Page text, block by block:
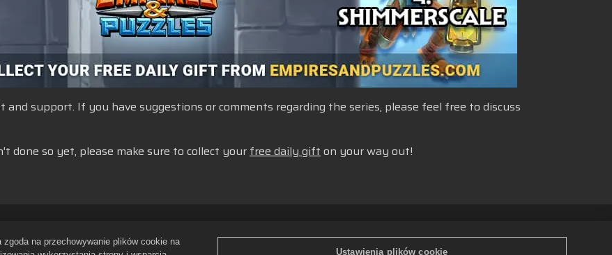
support. If you have suggestions or comments regarding the series, please feel free to discuss
so yet, please make sure to collect yourfree daily gifton your way out!
Nie wyrażam zgody na sprzedawanie i udostępnianie moich danych
Polski
na przechowywanie plików cookie na
Ustawienia plików cookie